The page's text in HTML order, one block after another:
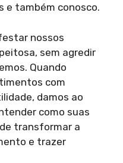
e também conosco.
nossos
sem agredir
Quando
com
damos ao
como suas
transformar a
e trazer